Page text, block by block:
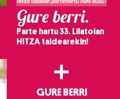
Gure berri.
Parte hartu 33. Lilatoian
HITZA taldearekin!
+
GURE BERRI